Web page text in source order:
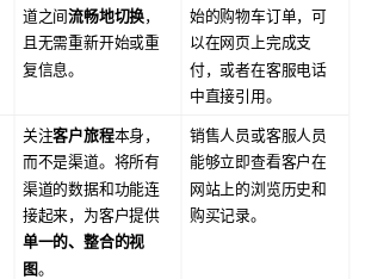
道之间流畅地切换，
且无需重新开始或重
复信息。
始的购物车订单，可
以在网页上完成支
付，或者在客服电话
中直接引用。
关注客户旅程本身，
而不是渠道。将所有
渠道的数据和功能连
接起来，为客户提供
单一的、整合的视
图。
销售人员或客服人员
能够立即查看客户在
网站上的浏览历史和
购买记录。